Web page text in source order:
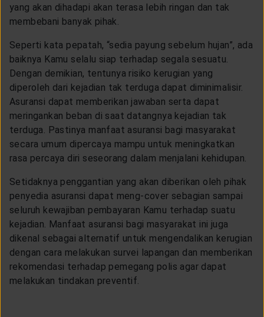
yang akan dihadapi akan terasa lebih ringan dan tak
membebani banyak pihak.
Seperti kata pepatah, “sedia payung sebelum hujan”, ada
baiknya Kamu selalu siap terhadap segala sesuatu.
Dengan demikian, tentunya risiko kerugian yang
diperoleh dari kejadian tak terduga dapat diminimalisir.
Asuransi dapat memberikan jawaban serta dapat
meringankan beban di saat datangnya kejadian tak
terduga. Pastinya manfaat asuransi bagi masyarakat
secara umum dipercaya mampu untuk meningkatkan
rasa percaya diri seseorang dalam menjalani kehidupan.
Setidaknya penggantian yang akan diberikan oleh pihak
penyedia asuransi dapat meng-cover sebagian sampai
seluruh kewajiban pembayaran Kamu terhadap suatu
kejadian. Manfaat asuransi bagi masyarakat ini juga
dikenal sebagai alternatif untuk mengendalikan kerugian
dengan cara melakukan survei lapangan dan memberikan
rekomendasi terhadap pemegang polis agar dapat
melakukan tindakan preventif.